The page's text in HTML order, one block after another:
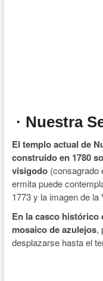
· Nuestra
El templo actual de
construido en 1780
visigodo(consagrado
ermita puede
1773 y la imagen de
En la casco histórico
mosaico de azulejos,
desplazarse hasta el